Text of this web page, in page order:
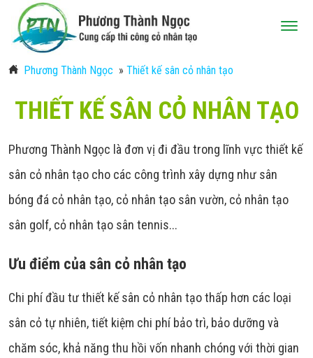
Phương Thành Ngọc » Thiết kế sân cỏ nhân tạo
THIẾT KẾ SÂN CỎ NHÂN TẠO
Phương Thành Ngọc là đơn vị đi đầu trong lĩnh vực thiết kế
sân cỏ nhân tạo cho các công trình xây dựng như sân
bóng đá cỏ nhân tạo, cỏ nhân tạo sân vườn, cỏ nhân tạo
sân golf, cỏ nhân tạo sân tennis...
Ưu điểm của sân cỏ nhân tạo
Chi phí đầu tư thiết kế sân cỏ nhân tạo thấp hơn các loại
sân cỏ tự nhiên, tiết kiệm chi phí bảo trì, bảo dưỡng và
chăm sóc, khả năng thu hồi vốn nhanh chóng với thời gian